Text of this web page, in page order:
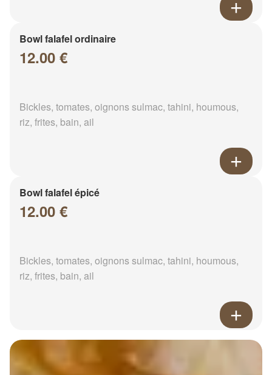
Bowl falafel ordinaire
12.00 €
Bickles, tomates, oignons sulmac, tahini, houmous,
riz, frites, bain, ail
Bowl falafel épicé
12.00 €
Bickles, tomates, oignons sulmac, tahini, houmous,
riz, frites, bain, ail